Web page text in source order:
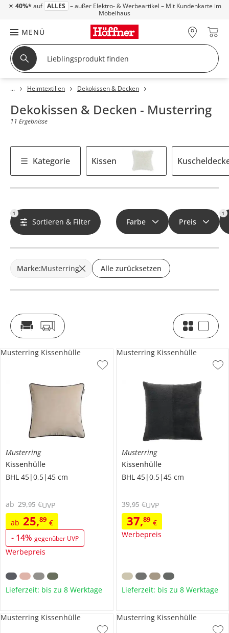
☀ 40%* auf ALLES – außer Elektro- & Werbeartikel – Mit Kundenkarte im
Möbelhaus
MENÜ
Heimtextilien Dekokissen & Decken
Dekokissen & Decken - Musterring
11 Ergebnisse
Kategorie Kissen
1
Sortieren & Filter Farbe Preis
1
Marke:Musterring Alle zurücksetzen
Musterring
Kissenhülle
BHL 45|0,5|45 cm
ab 25,89 €
- 14% gegenüber UVP
Werbepreis
ab 29,95 €UVP
Musterring Kissenhülle
Lieferzeit: bis zu 8 Werktage
Musterring
Kissenhülle
BHL 45|0,5|45 cm
37,89 €
Werbepreis
39,95 €UVP
Musterring Kissenhülle
Lieferzeit: bis zu 8 Werktage
Musterring Kissenhülle Musterring Kissenhülle